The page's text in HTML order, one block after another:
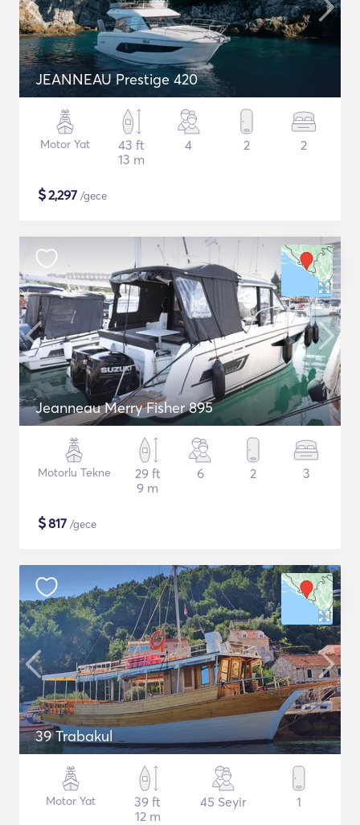
JEANNEAU Prestige 420
Motor Yat
43 ft
13 m
4 2 2
$2,297 /gece
Jeanneau Merry Fisher 895
Motorlu Tekne
29 ft
9 m
6 2 3
$817 /gece
39 Trabakul
Motor Yat
39 ft
12 m
45 Seyir 1